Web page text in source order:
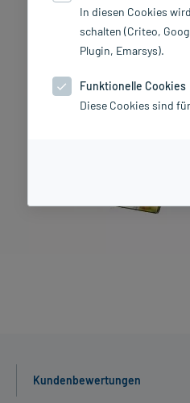
Kundenbewertungen
In diesen Cookies
schalten (Criteo,
Plugin, Emarsys).
Funktionelle Cookies
Diese Cookies sind